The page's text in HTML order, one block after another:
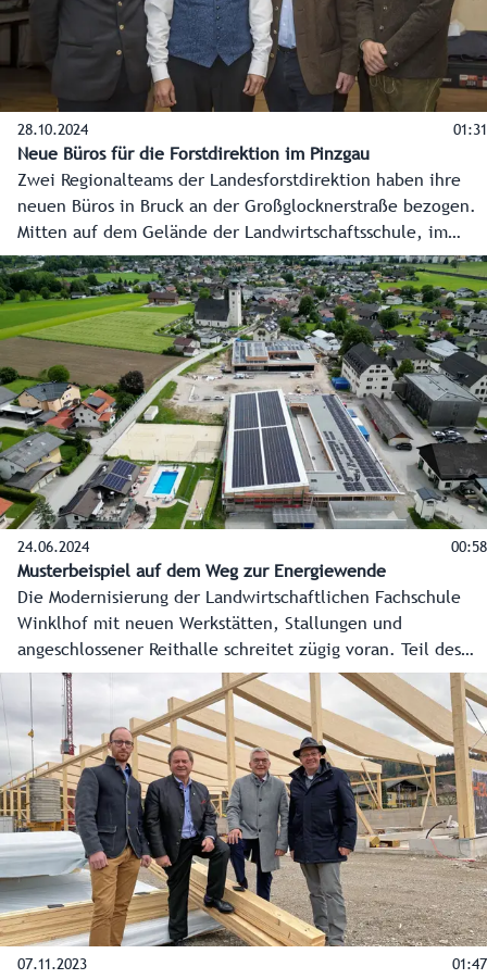
28.10.2024 01:31
Neue Büros für die Forstdirektion im Pinzgau
Zwei Regionalteams der Landesforstdirektion haben ihre
neuen Büros in Bruck an der Großglocknerstraße bezogen.
Mitten auf dem Gelände der Landwirtschaftsschule, im
sanierten Bauernhaus, sind sie jetzt näher an den
betreuten Gebieten. Ein wichtiger Schritt der
Dezentralisierung, die hochwertige Jobs in den Regionen
schafft und sichert.
24.06.2024 00:58
Musterbeispiel auf dem Weg zur Energiewende
Die Modernisierung der Landwirtschaftlichen Fachschule
Winklhof mit neuen Werkstätten, Stallungen und
angeschlossener Reithalle schreitet zügig voran. Teil des
Gesamtprojekts ist auch die Ausstattung aller Dächer mit
einer Photovoltaik-Anlage. Mit rund 2.300 Quadratmetern
wird sie die größte ihrer Art auf einem Salzburger
Landesgebäude sein.
07.11.2023 01:47